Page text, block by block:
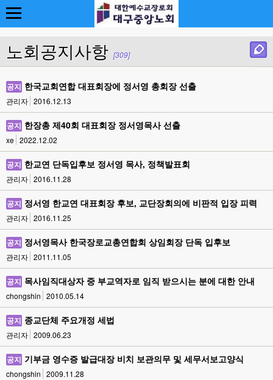
노회공지사항 [309]
공지 한국교회연합 대표회장에 정서영 총회장 선출
관리자 2016.12.13
공지 한장총 제40회 대표회장 정서영목사 선출
xe 2022.12.02
공지 한교연 단독입후보 정서영 목사, 정책발표회
관리자 2016.11.28
공지 정서영 한교연 대표회장 후보, 교단장회의에 비판적 입장 피력
관리자 2016.11.25
공지 정서영목사 한국장로교총연합회 상임회장 단독 입후보
관리자 2011.11.05
공지 목사임직대상자 중 부교역자로 임직 받으시는 분에 대한 안내
chongshin 2010.05.14
공지 종교단체 주요개정 세법
관리자 2009.06.23
공지 기부금 영수증 발급대장 비치 보관의무 및 세무서보고양식
chongshin 2009.11.28